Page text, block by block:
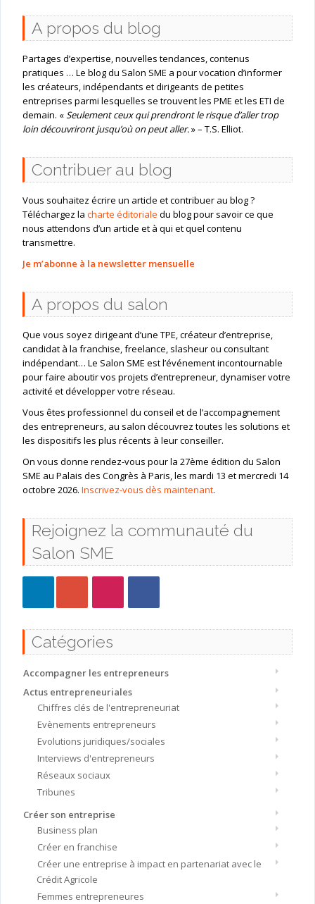
A propos du blog
Partages d’expertise, nouvelles tendances, contenus
pratiques … Le blog du Salon SME a pour vocation d’informer
les créateurs, indépendants et dirigeants de petites
entreprises parmi lesquelles se trouvent les PME et les ETI de
demain. «Seulement ceux qui prendront le risque d’aller trop
loin découvriront jusqu’où on peut aller.» – T.S. Elliot.
Contribuer au blog
Vous souhaitez écrire un article et contribuer au blog ?
Téléchargez la charte éditoriale du blog pour savoir ce que
nous attendons d’un article et à qui et quel contenu
transmettre.
Je m’abonne à la newsletter mensuelle
A propos du salon
Que vous soyez dirigeant d’une TPE, créateur d’entreprise,
candidat à la franchise, freelance, slasheur ou consultant
indépendant… Le Salon SME est l’événement incontournable
pour faire aboutir vos projets d’entrepreneur, dynamiser votre
activité et développer votre réseau.
Vous êtes professionnel du conseil et de l’accompagnement
des entrepreneurs, au salon découvrez toutes les solutions et
les dispositifs les plus récents à leur conseiller.
On vous donne rendez-vous pour la 27ème édition du Salon
SME au Palais des Congrès à Paris, les mardi 13 et mercredi 14
octobre 2026. Inscrivez-vous dès maintenant.
Rejoignez la communauté du
Salon SME
Catégories
Accompagner les entrepreneurs
Actus entrepreneuriales
Chiffres clés de l'entrepreneuriat
Evènements entrepreneurs
Evolutions juridiques/sociales
Interviews d'entrepreneurs
Réseaux sociaux
Tribunes
Créer son entreprise
Business plan
Créer en franchise
Créer une entreprise à impact en partenariat avec le
Crédit Agricole
Femmes entrepreneures